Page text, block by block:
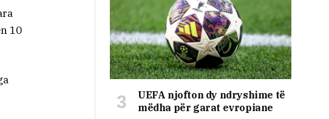
10
UEFA njofton dy ndryshime të
mëdha për garat evropiane